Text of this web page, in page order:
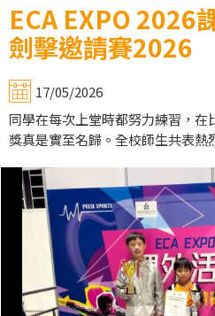
ECA EXPO 2026
劍擊邀請賽2026
17/05/2026
同學在每次上堂時都努力練習，
獎真是實至名歸。全校師生共表熱